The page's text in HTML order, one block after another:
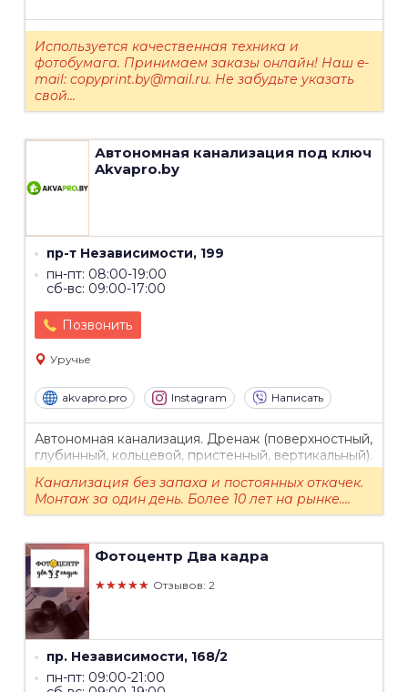
Печать фотографий на профессиональном
оборудовании FUJIFILM. Срочная печать
фотографий. Проявка и оцифровка плёнки.
Сканирование, ламинирование. Оцифровка фото,
аудио-, видеокассет. Брошюровка.
Используется качественная техника и
фотобумага. Принимаем заказы онлайн! Наш e-
mail: copyprint.by@mail.ru. Не забудьте указать
свой...
Автономная канализация под ключ
Akvapro.by
пр-т Независимости, 199
пн-пт: 08:00-19:00
сб-вс: 09:00-17:00
Позвонить
Уручье
akvapro.pro Instagram Написать
Автономная канализация. Дренаж (поверхностный,
глубинный, кольцевой, пристенный, вертикальный).
Ливневая канализация. Благоустройство.
Земляные работы. Вывоз лишнего грунта и мусора
с участка.
Канализация без запаха и постоянных откачек.
Монтаж за один день. Более 10 лет на рынке....
Фотоцентр Два кадра
★★★★★ Отзывов: 2
пр. Независимости, 168/2
пн-пт: 09:00-21:00